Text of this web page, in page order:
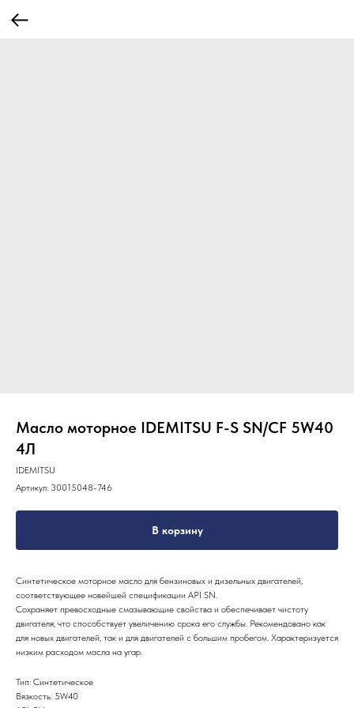
Масло моторное IDEMITSU F-S SN/CF 5W40
4Л
IDEMITSU
Артикул: 30015048-746
В корзину
Синтетическое моторное масло для бензиновых и дизельных двигателей,
соответствующее новейшей спецификации API SN.
Сохраняет превосходные смазывающие свойства и обеспечивает чистоту
двигателя, что способствует увеличению срока его службы. Рекомендовано как
для новых двигателей, так и для двигателей с большим пробегом. Характеризуется
низким расходом масла на угар.
Тип: Синтетическое
Вязкость: 5W40